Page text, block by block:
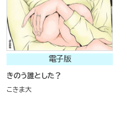
電子版
きのう誰とした？
こきま大